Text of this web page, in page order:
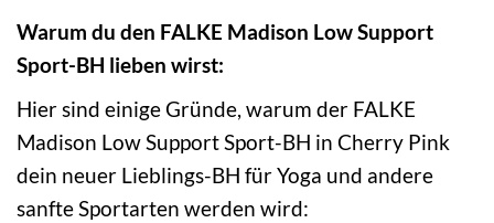
Warum du den FALKE Madison Low Support
Sport-BH lieben wirst:
Hier sind einige Gründe, warum der FALKE
Madison Low Support Sport-BH in Cherry Pink
dein neuer Lieblings-BH für Yoga und andere
sanfte Sportarten werden wird: